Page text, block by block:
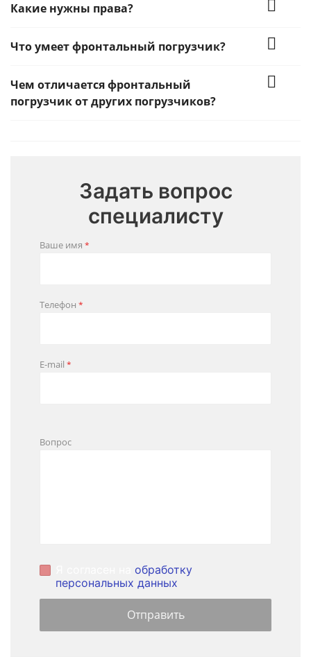
Какие нужны права?
Что умеет фронтальный погрузчик?
Чем отличается фронтальный
погрузчик от других погрузчиков?
Задать вопрос
специалисту
Ваше имя *
Телефон *
E-mail *
Вопрос
обработку
персональных данных